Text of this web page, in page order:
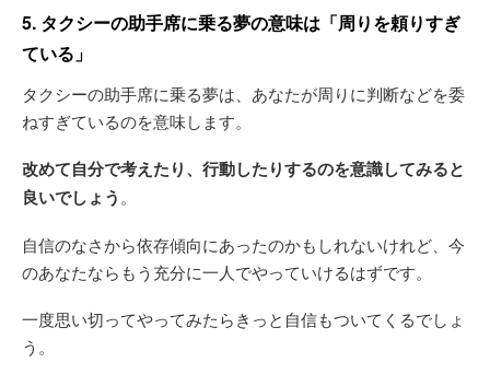
5. タクシーの助手席に乗る夢の意味は「周りを頼りすぎ
ている」
タクシーの助手席に乗る夢は、あなたが周りに判断などを委
ねすぎているのを意味します。
改めて自分で考えたり、行動したりするのを意識してみると
良いでしょう 。
自信のなさから依存傾向にあったのかもしれないけれど、今
のあなたならもう充分に一人でやっていけるはずです。
一度思い切ってやってみたらきっと自信もついてくるでしょ
う。